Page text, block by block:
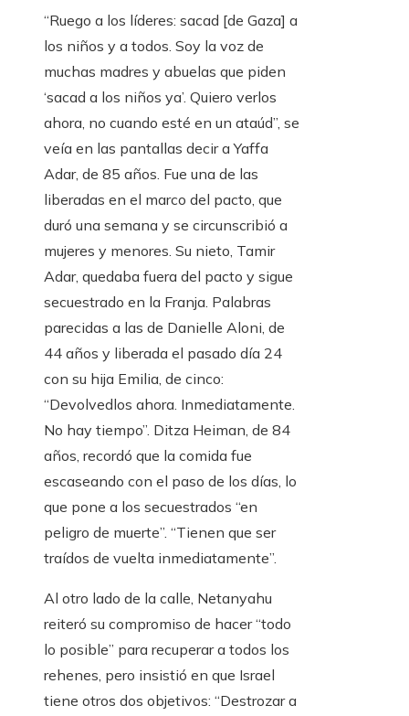
“Ruego a los líderes: sacad [de Gaza] a
los niños y a todos. Soy la voz de
muchas madres y abuelas que piden
‘sacad a los niños ya’. Quiero verlos
ahora, no cuando esté en un ataúd”, se
veía en las pantallas decir a Yaffa
Adar, de 85 años. Fue una de las
liberadas en el marco del pacto, que
duró una semana y se circunscribió a
mujeres y menores. Su nieto, Tamir
Adar, quedaba fuera del pacto y sigue
secuestrado en la Franja. Palabras
parecidas a las de Danielle Aloni, de
44 años y liberada el pasado día 24
con su hija Emilia, de cinco:
“Devolvedlos ahora. Inmediatamente.
No hay tiempo”. Ditza Heiman, de 84
años, recordó que la comida fue
escaseando con el paso de los días, lo
que pone a los secuestrados “en
peligro de muerte”. “Tienen que ser
traídos de vuelta inmediatamente”.
Al otro lado de la calle, Netanyahu
reiteró su compromiso de hacer “todo
lo posible” para recuperar a todos los
rehenes, pero insistió en que Israel
tiene otros dos objetivos: “Destrozar a